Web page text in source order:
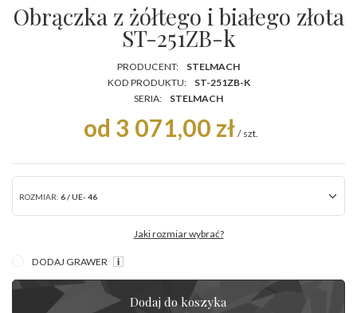
Obrączka z żółtego i białego złota
ST-251ZB-k
PRODUCENT:
STELMACH
KOD PRODUKTU:
ST-251ZB-K
SERIA:
STELMACH
od 3 071,00 zł / szt.
ROZMIAR: 6 / UE- 46
Jaki rozmiar wybrać?
DODAJ GRAWER
Dodaj do koszyka